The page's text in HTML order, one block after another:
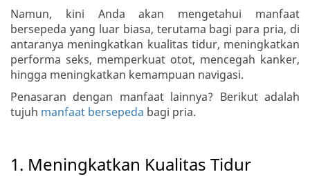
Namun, kini Anda akan mengetahui manfaat
bersepeda yang luar biasa, terutama bagi para pria, di
antaranya meningkatkan kualitas tidur, meningkatkan
performa seks, memperkuat otot, mencegah kanker,
hingga meningkatkan kemampuan navigasi.
Penasaran dengan manfaat lainnya? Berikut adalah
tujuh manfaat bersepeda bagi pria.
1. Meningkatkan Kualitas Tidur